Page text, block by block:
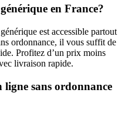
en France?
est accessible partout
ordonnance, il vous suffit de
Profitez d’un prix moins
livraison rapide.
sans ordonnance